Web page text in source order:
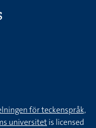
gamla föremål,
varandra har
butiken har mycket
för teckenspråk,
universitetis licensed